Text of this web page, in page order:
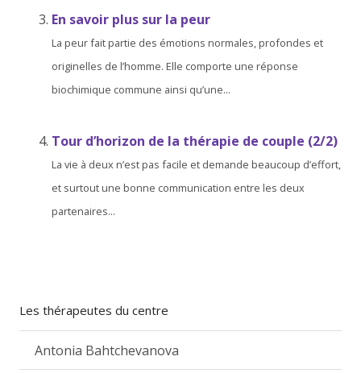
En savoir plus sur la peur
La peur fait partie des émotions normales, profondes et
originelles de l’homme. Elle comporte une réponse
biochimique commune ainsi qu’une...
Tour d’horizon de la thérapie de couple (2/2)
La vie à deux n’est pas facile et demande beaucoup d’effort,
et surtout une bonne communication entre les deux
partenaires...
Les thérapeutes du centre
Antonia Bahtchevanova